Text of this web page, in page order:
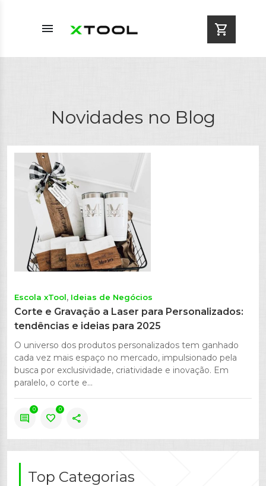
menu shopping_cart
Novidades no Blog
Escola xTool Ideias de Negócios
Corte e Gravação a Laser para Personalizados:
tendências e ideias para 2025
O universo dos produtos personalizados tem ganhado
cada vez mais espaço no mercado, impulsionado pela
busca por exclusividade, criatividade e inovação. Em
paralelo, o corte e...
comment
0
favorite
0
share
Top Categorias